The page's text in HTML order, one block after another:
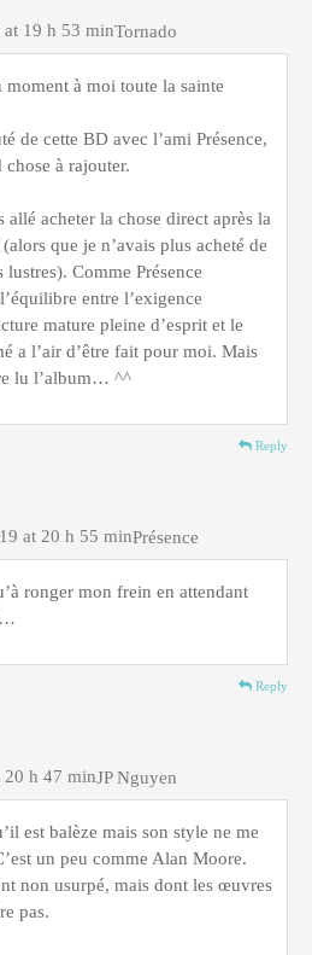
Tornado
19 h 53 min
moment à moi toute la sainte
de cette BD avec l’ami Présence,
chose à rajouter.
allé acheter la chose direct après la
que je n’avais plus acheté de
Comme Présence
entre l’exigence
mature pleine d’esprit et le
a l’air d’être fait pour moi. Mais
lu l’album… ^^
Reply
Présence
at 20 h 55 min
ronger mon frein en attendant
Reply
JP Nguyen
20 h 47 min
est balèze mais son style ne me
un peu comme Alan Moore.
non usurpé, mais dont les œuvres
pas.